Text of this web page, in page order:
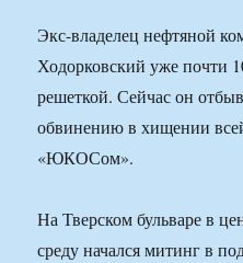
Экс-владелец нефтяной
Ходорковский уже почти
решеткой. Сейчас он
обвинению в хищении
«ЮКОСом».
На Тверском бульваре в
среду начался митинг в